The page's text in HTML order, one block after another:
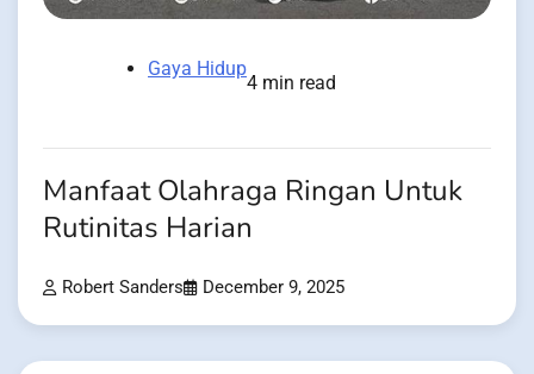
Gaya Hidup
4 min read
Manfaat Olahraga Ringan Untuk
Rutinitas Harian
Robert Sanders December 9, 2025